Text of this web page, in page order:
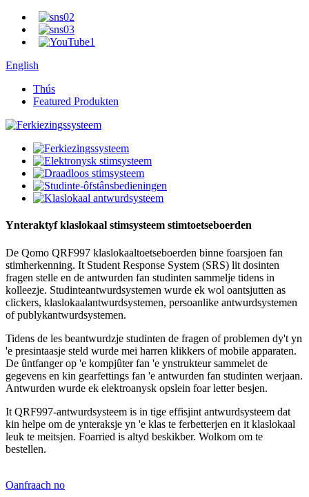
English
Thús
Featured Produkten
Ynteraktyf klaslokaal stimsysteem stimtoetseboerden
De Qomo QRF997 klaslokaaltoetseboerden binne foarsjoen fan
stimherkenning. It Student Response System (SRS) lit dosinten
fragen stelle en de antwurden fan studinten sammelje tidens in
kolleezje. Studinteantwurdsystemen wurde ek wol oantsjutten as
clickers, klaslokaalantwurdsystemen, persoanlike antwurdsystemen
of publykantwurdsystemen.
Tidens de les beantwurdzje studinten de fragen of problemen dy't yn
'e presintaasje steld wurde mei harren klikkers of mobile apparaten.
De ûntfanger op 'e kompjûter fan 'e ynstrukteur sammelet de
gegevens en kin gearfettings fan 'e antwurden fan studinten werjaan.
Antwurden wurde ek elektroanysk opslein foar letter besjen.
It QRF997-antwurdsysteem is in tige effisjint antwurdsysteem dat
kin helpe om de ynteraksje yn 'e klas te ferbetterjen en it klaslokaal
leuk te meitsjen. Foarried is altyd beskikber. Wolkom om te
bestellen.
Oanfraach no